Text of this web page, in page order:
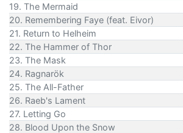
19. The Mermaid
20. Remembering Faye (feat. Eivor)
21. Return to Helheim
22. The Hammer of Thor
23. The Mask
24. Ragnarök
25. The All-Father
26. Raeb's Lament
27. Letting Go
28. Blood Upon the Snow